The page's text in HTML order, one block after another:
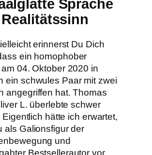
Sprache
erinnerst Du Dich
ein homophober
04. Oktober 2020 in
ein schwules Paar mit zwei
angegriffen hat. Thomas
L. überlebte schwer
Eigentlich hätte ich erwartet,
als Galionsfigur der
und